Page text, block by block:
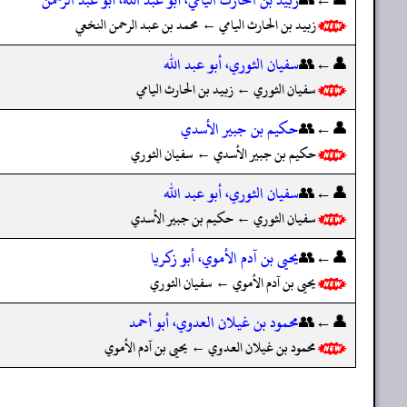
زبيد بن الحارث اليامي ← محمد بن عبد الرحمن النخعي
👤←👥سفيان الثوري، أبو عبد الله
سفيان الثوري ← زبيد بن الحارث اليامي
👤←👥حكيم بن جبير الأسدي
حكيم بن جبير الأسدي ← سفيان الثوري
👤←👥سفيان الثوري، أبو عبد الله
سفيان الثوري ← حكيم بن جبير الأسدي
👤←👥يحيى بن آدم الأموي، أبو زكريا
يحيى بن آدم الأموي ← سفيان الثوري
👤←👥محمود بن غيلان العدوي، أبو أحمد
محمود بن غيلان العدوي ← يحيى بن آدم الأموي